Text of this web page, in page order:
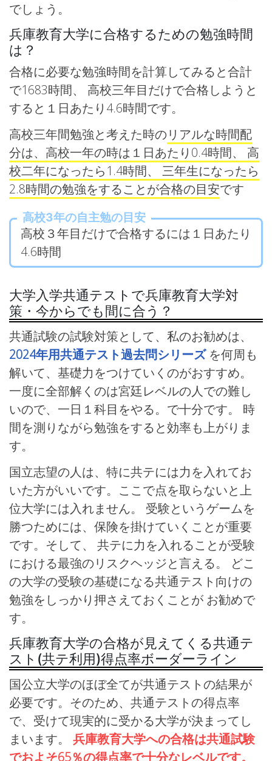
でしょう。
兵庫教育大学に合格するための勉強時間
は？
合格に必要な勉強時間を計算してみると合計
で1683時間、 高校三年目だけで合格しようと
すると１日あたり4.6時間です。
高校三年間勉強と考えた時のリアルな時間配
分は、高校一年の時は１日あたり0.4時間、 高
校二年になったら1.4時間、 三年生になったら
2.8時間の勉強をすることが合格の目安です
高校3年の自主勉の目安
高校３年目だけで合格するには１日あたり
4.6時間
大学入学共通テストで兵庫教育大学対
策・今からでも間に合う？
共通試験の試験対策として、私のお勧めは、
2024年用共通テスト過去問シリーズを何周も
解いて、基礎力をつけていくのがおすすめ。
一度に全部解くのは宮廷レベルの人での難し
いので、一日１科目をやる。で十分です。 時
間を測りながら勉強をすると効率も上がりま
す。
国立志望の人は、特に共テには力を入れてお
いた方がいいです。ここで点を取らないと上
位大学には入れません。 受験というゲームを
勝つためには、保険を掛けていくことが重要
です。そして、 共テに力を入れることが受験
における最強のリスクヘッジと言える。 どこ
の大学の受験の基礎になる共通テスト向けの
勉強をしっかり押さえておくことが お勧めで
す。
兵庫教育大学の合格が見えてくる共通テ
スト(共テ利用)得点率ボーダーライン
国公立大学のほぼ全てが共通テストの結果が
必要です。そのため、共通テストの得点率
で、受けて現実的に受かる大学が決まってし
まいます。 兵庫教育大学への合格は共通試験
でおよそ65％の得点率で十分なレベルです。